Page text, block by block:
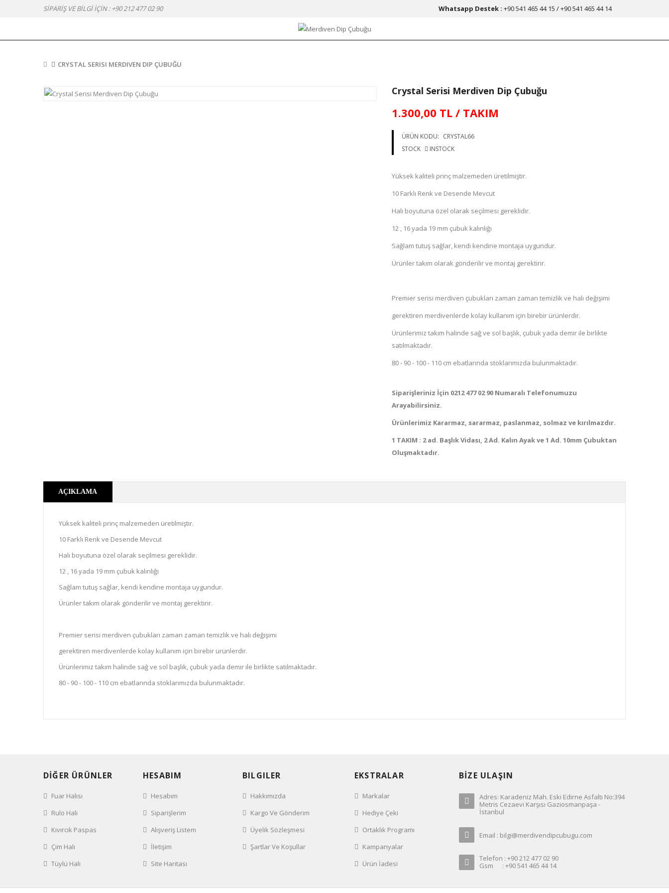
SİPARİŞ VE BİLGİ İÇİN : +90 212 477 02 90 Whatsapp Destek : +90 541 465 44 15 / +90 541 465 44 14
CRYSTAL SERISI MERDIVEN DIP ÇUBUĞU
Crystal Serisi Merdiven Dip Çubuğu
1.300,00 TL / TAKIM
ÜRÜN KODU: CRYSTAL66
STOCK
INSTOCK
Yüksek kaliteli prinç malzemeden üretilmiştir.
10 Farklı Renk ve Desende Mevcut
Halı boyutuna özel olarak seçilmesi gereklidir.
12 , 16 yada 19 mm çubuk kalınlığı
Sağlam tutuş sağlar, kendi kendine montaja uygundur.
Ürünler takım olarak gönderilir ve montaj gerektirir.
Premier serisi merdiven çubukları zaman zaman temizlik ve halı değişimi
gerektiren merdivenlerde kolay kullanım için birebir ürünlerdir.
Ürünlerimiz takım halinde sağ ve sol başlık, çubuk yada demir ile birlikte
satılmaktadır.
80 - 90 - 100 - 110 cm ebatlarında stoklarımızda bulunmaktadır.
Siparişleriniz İçin 0212 477 02 90 Numaralı Telefonumuzu
Arayabilirsiniz.
Ürünlerimiz Kararmaz, sararmaz, paslanmaz, solmaz ve kırılmazdır.
1 TAKIM : 2 ad. Başlık Vidası, 2 Ad. Kalın Ayak ve 1 Ad. 10mm Çubuktan
Oluşmaktadır.
AÇIKLAMA
Yüksek kaliteli prinç malzemeden üretilmiştir.
10 Farklı Renk ve Desende Mevcut
Halı boyutuna özel olarak seçilmesi gereklidir.
12 , 16 yada 19 mm çubuk kalınlığı
Sağlam tutuş sağlar, kendi kendine montaja uygundur.
Ürünler takım olarak gönderilir ve montaj gerektirir.
Premier serisi merdiven çubukları zaman zaman temizlik ve halı değişimi
gerektiren merdivenlerde kolay kullanım için birebir ürünlerdir.
Ürünlerimiz takım halinde sağ ve sol başlık, çubuk yada demir ile birlikte satılmaktadır.
80 - 90 - 100 - 110 cm ebatlarında stoklarımızda bulunmaktadır.
DİĞER ÜRÜNLER
Fuar Halısı
Rulo Halı
Kıvırcık Paspas
Çim Halı
Tüylü Halı
HESABIM
Hesabım
Siparişlerim
Alışveriş Listem
İletişim
Site Haritası
BILGILER
Hakkımızda
Kargo Ve Gönderim
Üyelik Sözleşmesi
Şartlar Ve Koşullar
EKSTRALAR
Markalar
Hediye Çeki
Ortaklık Programı
Kampanyalar
Ürün İadesi
BİZE ULAŞIN
Adres: Karadeniz Mah. Eski Edirne Asfaltı No:394
Metris Cezaevi Karşısı Gaziosmanpaşa -
İstanbul
Email : bilgi@merdivendipcubugu.com
Telefon : +90 212 477 02 90
Gsm : +90 541 465 44 14